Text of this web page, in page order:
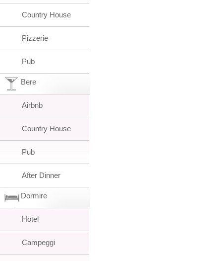
Country House
Pizzerie
Pub
Bere
Airbnb
Country House
Pub
After Dinner
Dormire
Hotel
Campeggi